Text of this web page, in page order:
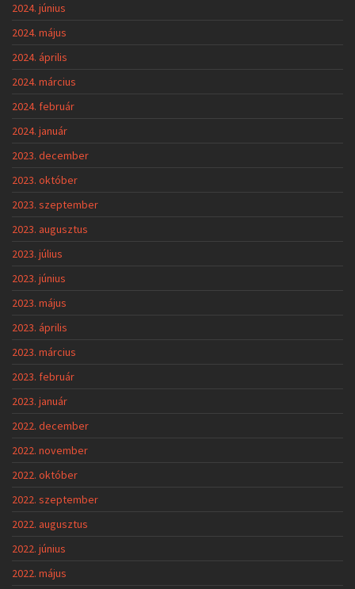
2024. június
2024. május
2024. április
2024. március
2024. február
2024. január
2023. december
2023. október
2023. szeptember
2023. augusztus
2023. július
2023. június
2023. május
2023. április
2023. március
2023. február
2023. január
2022. december
2022. november
2022. október
2022. szeptember
2022. augusztus
2022. június
2022. május